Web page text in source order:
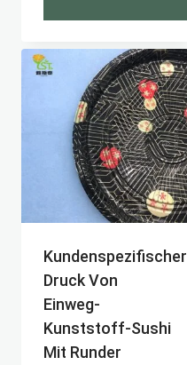
Kundenspezifischer
Druck Von
Einweg-
Kunststoff-Sushi
Mit Runder